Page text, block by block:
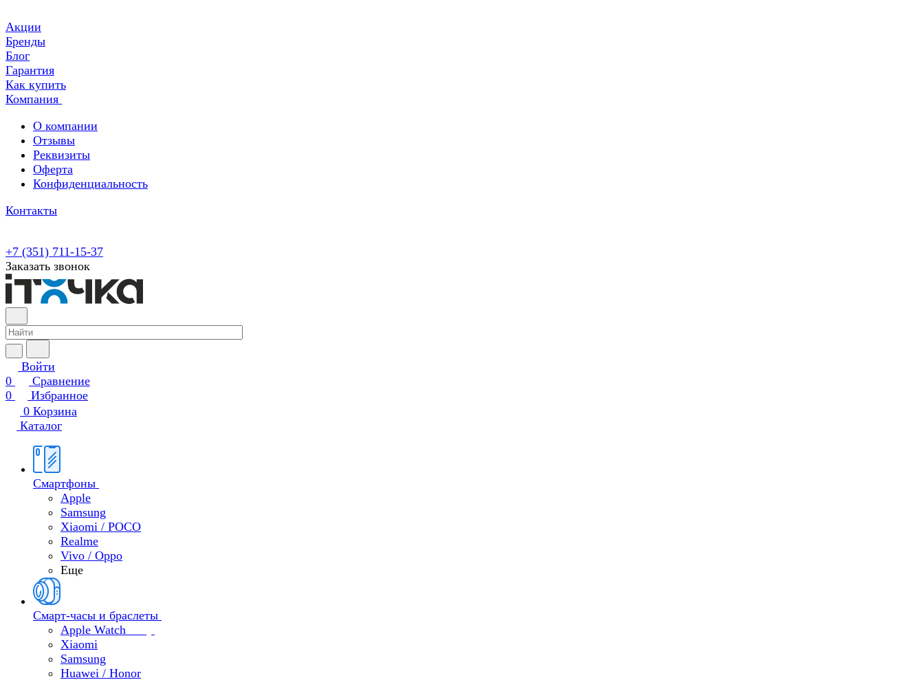
Акции
Бренды
Блог
Гарантия
Как купить
Компания
О компании
Отзывы
Реквизиты
Оферта
Конфиденциальность
Контакты
+7 (351) 711-15-37
Заказать звонок
Войти
0
Сравнение
0
Избранное
0 Корзина
Каталог
Смартфоны
Apple
Samsung
Xiaomi / POCO
Realme
Vivo / Oppo
Еще
Смарт-часы и браслеты
Apple Watch
Xiaomi
Samsung
Huawei / Honor